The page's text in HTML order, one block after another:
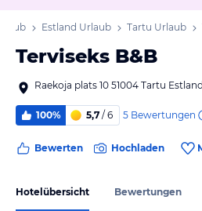
Estland Urlaub Tartu Urlaub
Terviseks B&B
Raekoja plats 10 51004 Tartu Estland
100% 5,7 / 6 5 Bewertungen
Bewerten Hochladen
Hotelübersicht Bewertungen